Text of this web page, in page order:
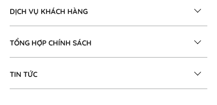
DỊCH VỤ KHÁCH HÀNG
TỔNG HỢP CHÍNH SÁCH
TIN TỨC